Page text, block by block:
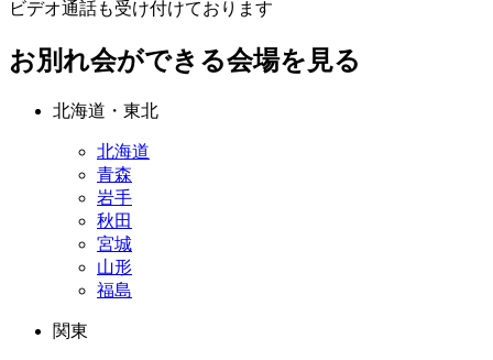
ビデオ通話も受け付けております
お別れ会ができる会場を見る
北海道・東北
北海道
青森
岩手
秋田
宮城
山形
福島
関東